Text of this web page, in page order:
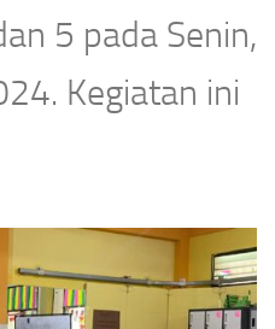
5 pada Senin,
Kegiatan ini